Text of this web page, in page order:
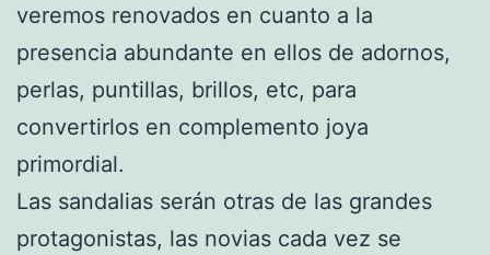
veremos renovados en cuanto a la
presencia abundante en ellos de adornos,
perlas, puntillas, brillos, etc, para
convertirlos en complemento joya
primordial.
Las sandalias serán otras de las grandes
protagonistas, las novias cada vez se